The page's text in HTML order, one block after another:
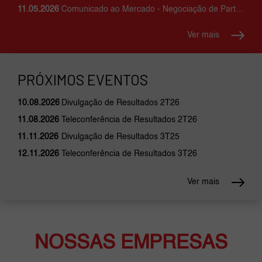
11.05.2026 Comunicado ao Mercado - Negociação de Participação Acionária Relevante
Ver mais
PRÓXIMOS EVENTOS
10.08.2026 Divulgação de Resultados 2T26
11.08.2026 Teleconferência de Resultados 2T26
11.11.2026 Divulgação de Resultados 3T25
12.11.2026 Teleconferência de Resultados 3T26
Ver mais
NOSSAS EMPRESAS